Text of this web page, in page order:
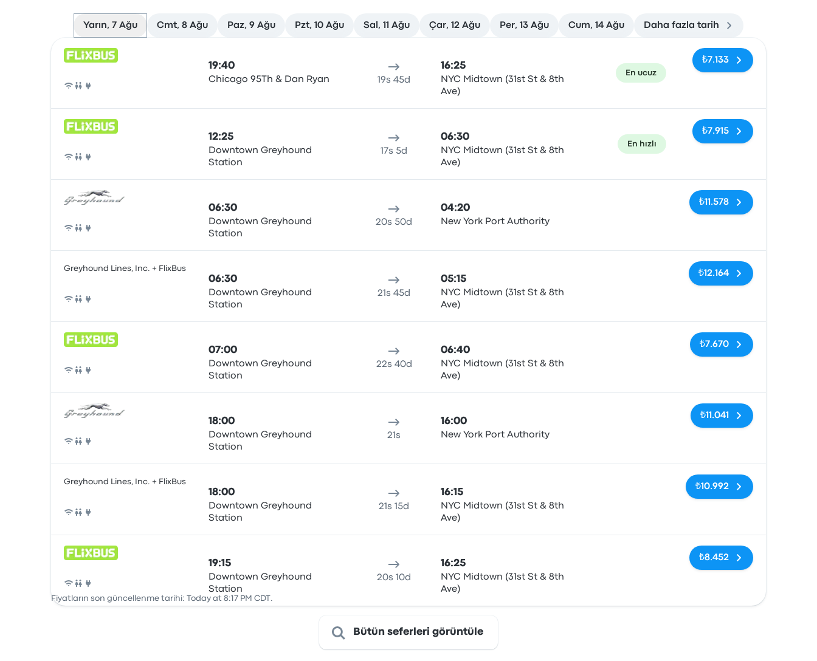
Yarın, 7 Ağu Cmt, 8 Ağu Paz, 9 Ağu Pzt, 10 Ağu Sal, 11 Ağu Çar, 12 Ağu Per, 13 Ağu Cum, 14 Ağu Daha fazla tarih
Otobüs
19:40
Chicago 95Th & Dan Ryan 19s 45d
16:25
NYC Midtown (31st St & 8th
Ave)
En ucuz
₺7.133
Otobüs
12:25
Downtown Greyhound
Station
17s 5d
06:30
NYC Midtown (31st St & 8th
Ave)
En hızlı
₺7.915
Otobüs
06:30
Downtown Greyhound
Station
20s 50d
04:20
New York Port Authority
Etiketler yok
₺11.578
Greyhound Lines, Inc. + FlixBus
Otobüs
06:30
Downtown Greyhound
Station
21s 45d
05:15
NYC Midtown (31st St & 8th
Ave)
Etiketler yok
₺12.164
Otobüs
07:00
Downtown Greyhound
Station
22s 40d
06:40
NYC Midtown (31st St & 8th
Ave)
Etiketler yok
₺7.670
Otobüs
18:00
Downtown Greyhound
Station
21s
16:00
New York Port Authority
Etiketler yok
₺11.041
Greyhound Lines, Inc. + FlixBus
Otobüs
18:00
Downtown Greyhound
Station
21s 15d
16:15
NYC Midtown (31st St & 8th
Ave)
Etiketler yok
₺10.992
Otobüs
19:15
Downtown Greyhound
Station
20s 10d
16:25
NYC Midtown (31st St & 8th
Ave)
Etiketler yok
₺8.452
Fiyatların son güncellenme tarihi: Today at 8:17 PM CDT.
Bütün seferleri görüntüle